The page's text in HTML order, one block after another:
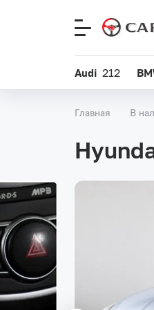
Audi 212
Главная В